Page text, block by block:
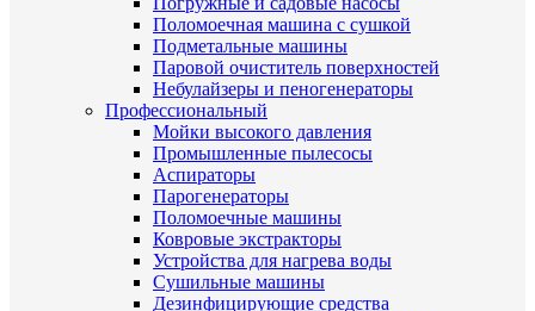
Поломоечная машина с сушкой
Подметальные машины
Паровой очиститель поверхностей
Небулайзеры и пеногенераторы
Профессиональный
Мойки высокого давления
Промышленные пылесосы
Аспираторы
Парогенераторы
Поломоечные машины
Ковровые экстракторы
Устройства для нагрева воды
Сушильные машины
Дезинфицирующие средства